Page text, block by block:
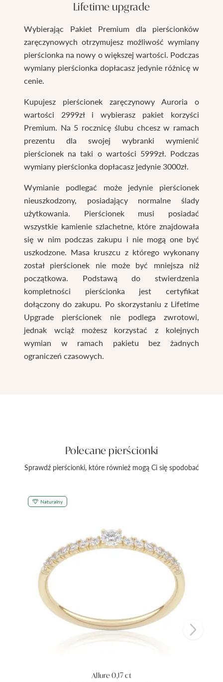
Lifetime upgrade
Wybierając Pakiet Premium dla pierścionków
zaręczynowych otrzymujesz możliwość wymiany
pierścionka na nowy o większej wartości. Podczas
wymiany pierścionka dopłacasz jedynie różnicę w
cenie.
Kupujesz pierścionek zaręczynowy Auroria o
wartości 2999zł i wybierasz pakiet korzyści
Premium. Na 5 rocznicę ślubu chcesz w ramach
prezentu dla swojej wybranki wymienić
pierścionek na taki o wartości 5999zł. Podczas
wymiany pierścionka dopłacasz jedynie 3000zł.
Wymianie podlegać może jedynie pierścionek
nieuszkodzony, posiadający normalne ślady
użytkowania. Pierścionek musi posiadać
wszystkie kamienie szlachetne, które znajdowała
się w nim podczas zakupu i nie mogą one być
uszkodzone. Masa kruszcu z którego wykonany
został pierścionek nie może być mniejsza niż
początkowa. Podstawą do stwierdzenia
kompletności pierścionka jest certyfikat
dołączony do zakupu. Po skorzystaniu z Lifetime
Upgrade pierścionek nie podlega zwrotowi,
jednak wciąż możesz korzystać z kolejnych
wymian w ramach pakietu bez żadnych
ograniczeń czasowych.
Polecane pierścionki
Sprawdź pierścionki, które również mogą Ci się spodobać
Naturalny
Allure 0,17 ct